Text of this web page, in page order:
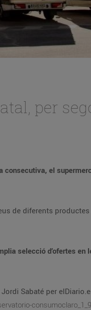
per
consecutiva, el
de diferents productes
selecció d’ofertes en
Sabaté per